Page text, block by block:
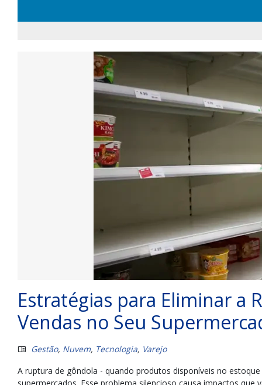
Estratégias para Eliminar a
Vendas no Seu
Gestão, Nuvem, Tecnologia, Varejo
A ruptura de gôndola - quando produtos disponíveis no